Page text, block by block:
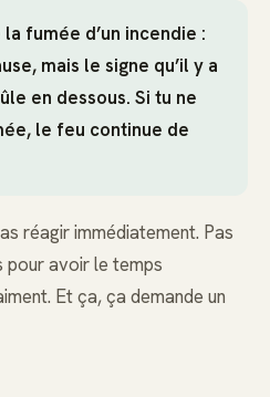
fumée d’un incendie :
mais le signe qu’il y a
en dessous. Si tu ne
le feu continue de
réagir immédiatement. Pas
pour avoir le temps
Et ça, ça demande un